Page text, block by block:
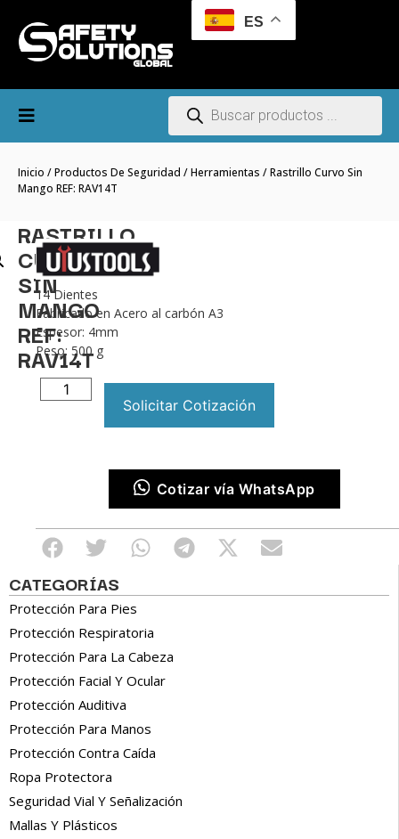
ES
Inicio /Productos De Seguridad /Herramientas / Rastrillo Curvo Sin
Mango REF: RAV14T
CATEGORÍAS
Protección Para Pies
Protección Respiratoria
Protección Para La Cabeza
Protección Facial Y Ocular
Protección Auditiva
Protección Para Manos
Protección Contra Caída
Ropa Protectora
Seguridad Vial Y Señalización
Mallas Y Plásticos
RASTRILLO
CURVO
SIN
MANGO
REF:
RAV14T
14 Dientes
Fabricado en Acero al carbón A3
Espesor: 4mm
Peso: 500 g
Solicitar Cotización
Cotizar vía WhatsApp